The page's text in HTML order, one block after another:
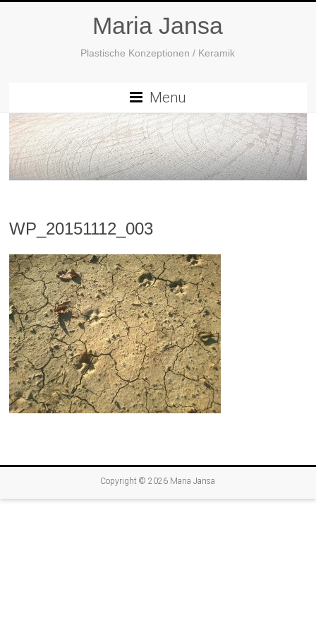
Maria Jansa
Plastische Konzeptionen / Keramik
Menu
WP_20151112_003
Copyright © 2026 Maria Jansa